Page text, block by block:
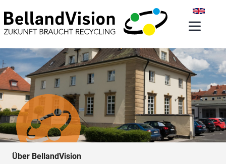
Über BellandVision